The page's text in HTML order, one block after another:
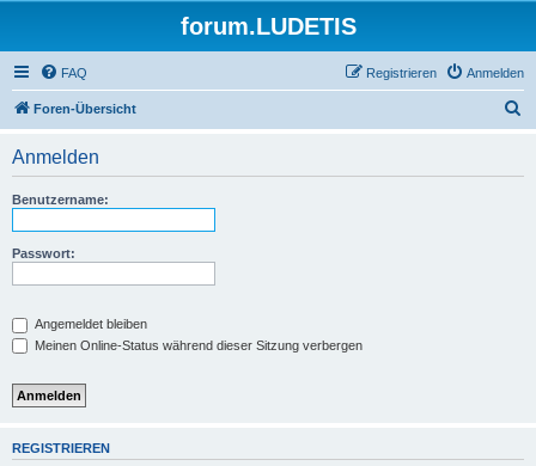
forum.LUDETIS
FAQ Anmelden
Registrieren
Foren-Übersicht
Anmelden
Benutzername:
Passwort:
Angemeldet bleiben
Meinen Online-Status während dieser Sitzung verbergen
REGISTRIEREN